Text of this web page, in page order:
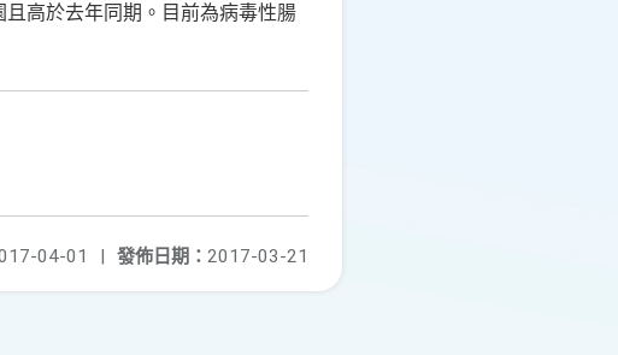
高於去年同期。目前為病毒性腸
發佈日期： 2017-03-21
04-01 |